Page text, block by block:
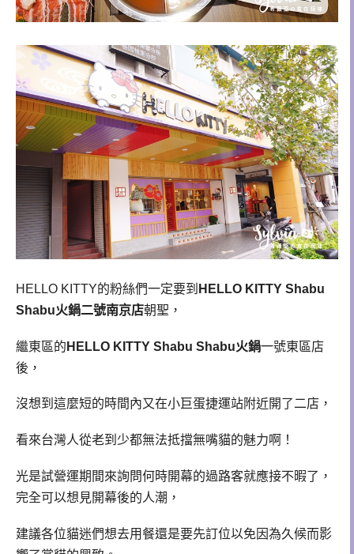
HELLO KITTY的粉絲們一定要到 HELLO KITTY Shabu
Shabu火鍋二號南京店朝聖，
繼東區的 HELLO KITTY Shabu Shabu火鍋一號東區店
後，
沒想到這麼短的時間內又在小巨蛋捷運站附近開了二店，
看來台灣人從老到少都無法抵擋無嘴貓的魅力啊！
光是試營運期間來詢問何時開幕的過路客就應接不暇了，
完全可以想見開幕後的人潮，
建議各位貓迷們想去用餐還是要先訂位以免因為久候而影